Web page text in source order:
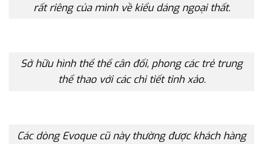
rất riêng của mình về kiểu dáng ngoại thất.
Sở hữu hình thể thể cân đối, phong các trẻ trung
thể thao với các chi tiết tinh xảo.
Các dòng Evoque cũ này thường được khách hàng